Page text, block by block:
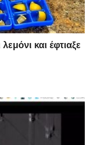
και έφτιαξε